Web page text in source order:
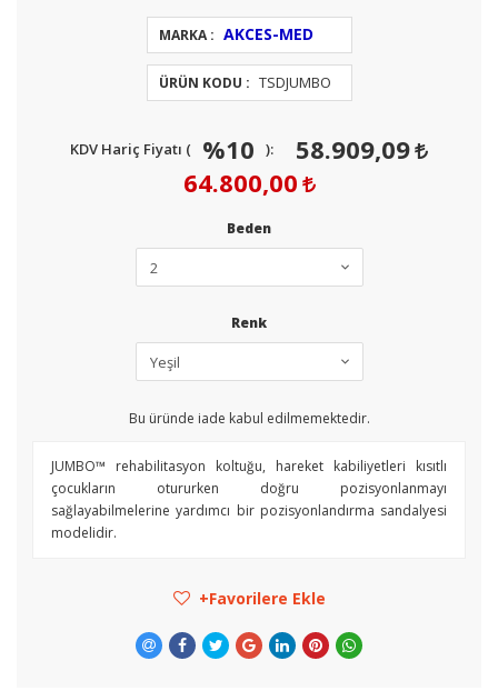
MARKA : AKCES-MED
ÜRÜN KODU : TSDJUMBO
KDV Hariç Fiyatı ( %10 ):
58.909,09
64.800,00
Beden
Renk
Bu üründe iade kabul edilmemektedir.
JUMBO™ rehabilitasyon koltuğu, hareket kabiliyetleri kısıtlı
çocukların otururken doğru pozisyonlanmayı
sağlayabilmelerine yardımcı bir pozisyonlandırma sandalyesi
modelidir.
Favorilere Ekle